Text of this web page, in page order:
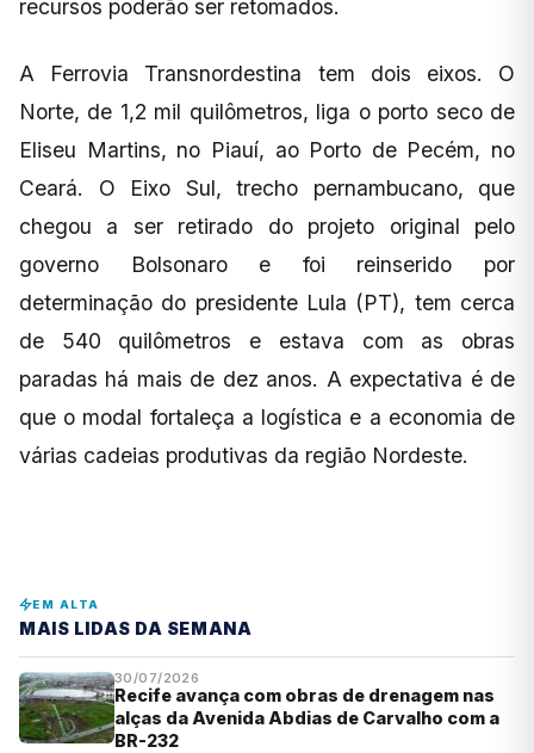
recursos poderão ser retomados.
A Ferrovia Transnordestina tem dois eixos. O
Norte, de 1,2 mil quilômetros, liga o porto seco de
Eliseu Martins, no Piauí, ao Porto de Pecém, no
Ceará. O Eixo Sul, trecho pernambucano, que
chegou a ser retirado do projeto original pelo
governo Bolsonaro e foi reinserido por
determinação do presidente Lula (PT), tem cerca
de 540 quilômetros e estava com as obras
paradas há mais de dez anos. A expectativa é de
que o modal fortaleça a logística e a economia de
várias cadeias produtivas da região Nordeste.
EM ALTA
MAIS LIDAS DA SEMANA
30/07/2026
Recife avança com obras de drenagem nas
alças da Avenida Abdias de Carvalho com a
BR-232